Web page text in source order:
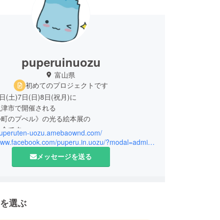
puperuinuozu
富山県
初めてのプロジェクトです
土)7日(日)8日(祝月)に
市で開催される
のプぺル》の光る絵本展の
です。
願いします！
uozu.amebaownd.com/
https://www.facebook.com/puperu.in.uozu/?modal=admin_todo_tour
メッセージを送る
選ぶ